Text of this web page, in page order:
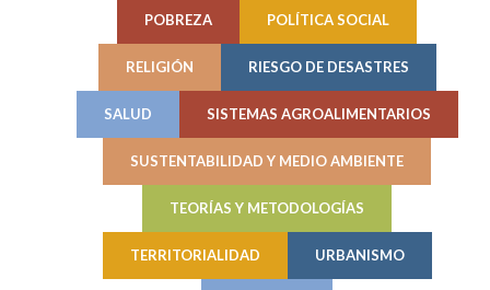
POBREZA POLÍTICA SOCIAL
RELIGIÓN RIESGO DE DESASTRES
SALUD SISTEMAS AGROALIMENTARIOS
SUSTENTABILIDAD Y MEDIO AMBIENTE
TEORÍAS Y METODOLOGÍAS
TERRITORIALIDAD URBANISMO